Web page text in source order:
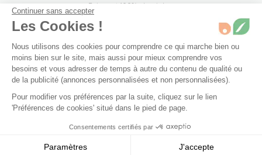
90 g En stock
Ajouter au panier 37,90 €
Paiement 100% sécurisé
Plan du site Mentions légales Conditions générales de vente
Archives Accessibilité: partiellement conforme (94%)
Préférences de cookies
© 2026 Bivea. Tous les droits sont réservés
Continuer sans accepter
Les Cookies !
Nous utilisons des cookies pour comprendre ce qui marche bien ou
moins bien sur le site, mais aussi pour mieux comprendre vos
besoins et vous adresser de temps à autre du contenu de qualité ou
de la publicité (annonces personnalisées et non personnalisées).
Pour modifier vos préférences par la suite, cliquez sur le lien
'Préférences de cookies' situé dans le pied de page.
Consentements certifiés par
Paramètres J'accepte